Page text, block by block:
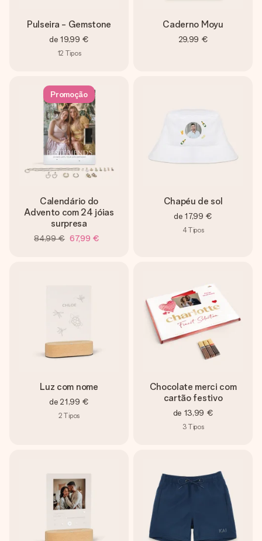
Pulseira - Gemstone
de 19,99 €
12 Tipos
Caderno Moyu
29,99 €
Promoção
Calendário do
Advento com 24 jóias
surpresa
84,99 € 67,99 €
Chapéu de sol
de 17,99 €
4Tipos
Luz com nome
de 21,99 €
2 Tipos
Chocolate merci com
cartão festivo
de 13,99 €
3 Tipos